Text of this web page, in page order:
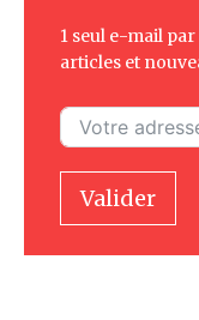
1 seul e-mail
articles et
Valider